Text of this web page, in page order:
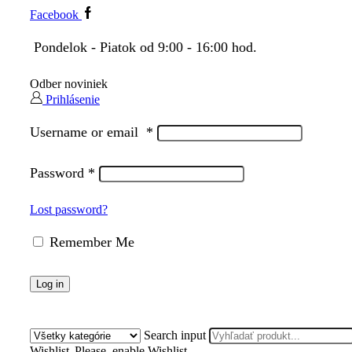
Facebook
Pondelok - Piatok od 9:00 - 16:00 hod.
Odber noviniek
Prihlásenie
Username or email *
Password *
Lost password?
Remember Me
Log in
Search input